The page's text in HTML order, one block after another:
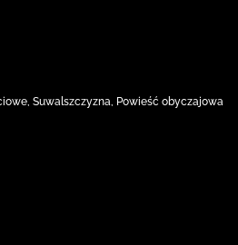
Suwalszczyzna, Powieść obyczajowa